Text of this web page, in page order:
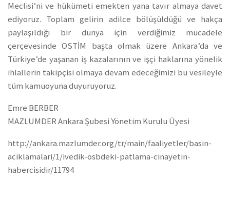
Meclisi’ni ve hükümeti emekten yana tavır almaya davet
ediyoruz. Toplam gelirin adilce bölüşüldüğü ve hakça
paylaşıldığı bir dünya için verdiğimiz mücadele
çerçevesinde OSTİM başta olmak üzere Ankara’da ve
Türkiye’de yaşanan iş kazalarının ve işçi haklarına yönelik
ihlallerin takipçisi olmaya devam edeceğimizi bu vesileyle
tüm kamuoyuna duyuruyoruz.
Emre BERBER
MAZLUMDER Ankara Şubesi Yönetim Kurulu Üyesi
http://ankara.mazlumder.org/tr/main/faaliyetler/basin-
aciklamalari/1/ivedik-osbdeki-patlama-cinayetin-
habercisidir/11794